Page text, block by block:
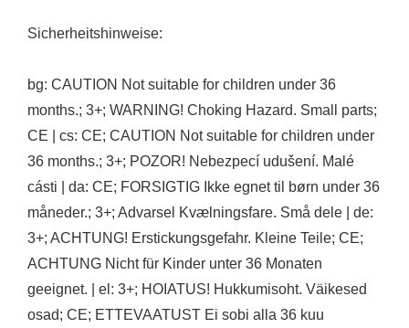
Sicherheitshinweise:
bg: CAUTION Not suitable for children under 36
months.; 3+; WARNING! Choking Hazard. Small parts;
CE | cs: CE; CAUTION Not suitable for children under
36 months.; 3+; POZOR! Nebezpecí udušení. Malé
cásti | da: CE; FORSIGTIG Ikke egnet til børn under 36
måneder.; 3+; Advarsel Kvælningsfare. Små dele | de:
3+; ACHTUNG! Erstickungsgefahr. Kleine Teile; CE;
ACHTUNG Nicht für Kinder unter 36 Monaten
geeignet. | el: 3+; HOIATUS! Hukkumisoht. Väikesed
osad; CE; ETTEVAATUST Ei sobi alla 36 kuu